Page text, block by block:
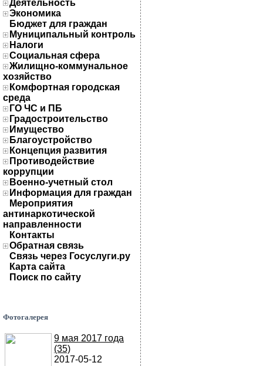
Деятельность
Экономика
Бюджет для граждан
Муниципальный контроль
Налоги
Социальная сфера
Жилищно-коммунальное
хозяйство
Комфортная городская
среда
ГО ЧС и ПБ
Градостроительство
Имущество
Благоустройство
Концепция развития
Противодействие
коррупции
Военно-учетный стол
Информация для граждан
Мероприятия
антинаркотической
направленности
Контакты
Обратная связь
Связь через Госуслуги.ру
Карта сайта
Поиск по сайту
Фотогалерея
9 мая 2017 года
(35)
2017-05-12